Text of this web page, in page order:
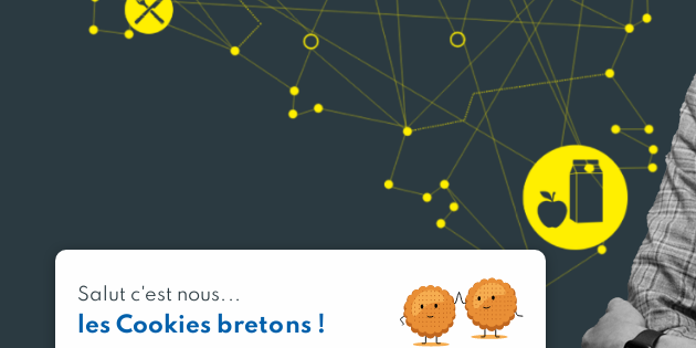
Salut c'est nous...
les Cookies bretons !